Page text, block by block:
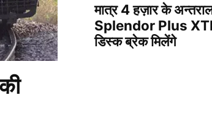
मात्र 4 हज़ार के
Splendor Plus
डिस्क ब्रेक मिलेंगे